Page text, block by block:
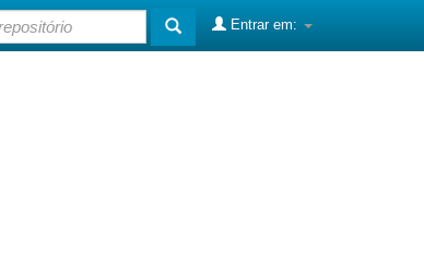
Entrar em: